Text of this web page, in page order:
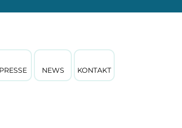
PRESSE NEWS KONTAKT